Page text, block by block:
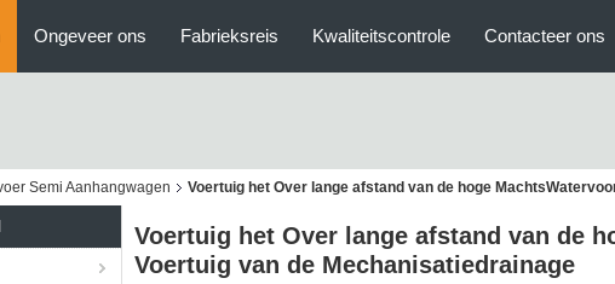
Ongeveer ons Fabrieksreis Kwaliteitscontrole Contacteer ons
Semi Aanhangwagen Voertuig het Over lange afstand van de hoge
Voertuig het Over lange afstand van de
Voertuig van de Mechanisatiedrainage